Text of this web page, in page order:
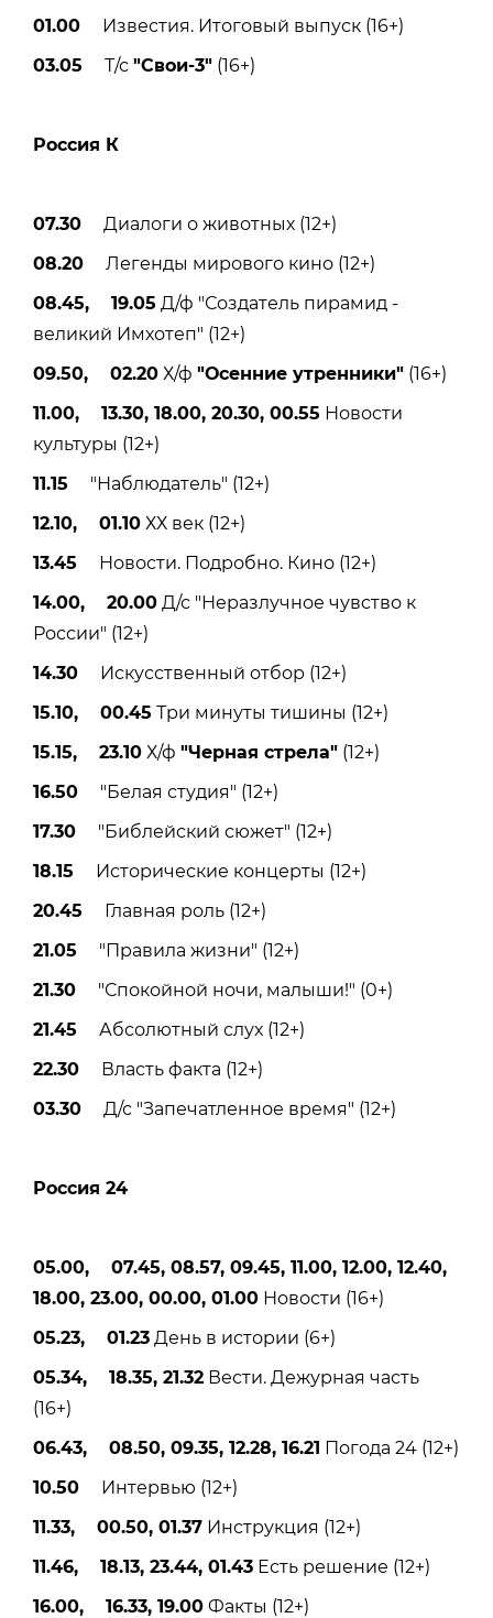
01.00 Известия. Итоговый выпуск (16+)
03.05 Т/с "Свои-3" (16+)
Россия К
07.30 Диалоги о животных (12+)
08.20 Легенды мирового кино (12+)
08.45, 19.05 Д/ф "Создатель пирамид -
великий Имхотеп" (12+)
09.50, 02.20 Х/ф "Осенние утренники" (16+)
11.00, 13.30, 18.00, 20.30, 00.55 Новости
культуры (12+)
11.15 "Наблюдатель" (12+)
12.10, 01.10 ХХ век (12+)
13.45 Новости. Подробно. Кино (12+)
14.00, 20.00 Д/с "Неразлучное чувство к
России" (12+)
14.30 Искусственный отбор (12+)
15.10, 00.45 Три минуты тишины (12+)
15.15, 23.10 Х/ф "Черная стрела" (12+)
16.50 "Белая студия" (12+)
17.30 "Библейский сюжет" (12+)
18.15 Исторические концерты (12+)
20.45 Главная роль (12+)
21.05 "Правила жизни" (12+)
21.30 "Спокойной ночи, малыши!" (0+)
21.45 Абсолютный слух (12+)
22.30 Власть факта (12+)
03.30 Д/с "Запечатленное время" (12+)
Россия 24
05.00, 07.45, 08.57, 09.45, 11.00, 12.00, 12.40,
18.00, 23.00, 00.00, 01.00 Новости (16+)
05.23, 01.23 День в истории (6+)
05.34, 18.35, 21.32 Вести. Дежурная часть
(16+)
06.43, 08.50, 09.35, 12.28, 16.21 Погода 24 (12+)
10.50 Интервью (12+)
11.33, 00.50, 01.37 Инструкция (12+)
11.46, 18.13, 23.44, 01.43 Есть решение (12+)
16.00, 16.33, 19.00 Факты (12+)